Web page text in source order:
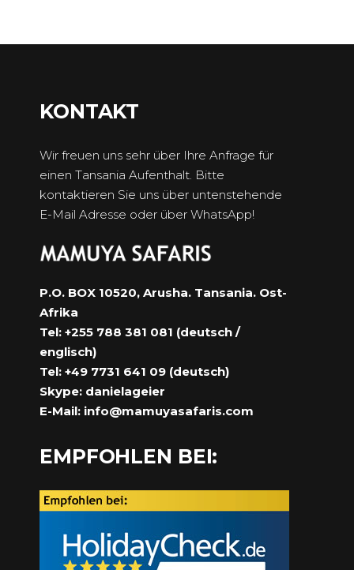
KONTAKT
Wir freuen uns sehr über Ihre Anfrage für
einen Tansania Aufenthalt. Bitte
kontaktieren Sie uns über untenstehende
E-Mail Adresse oder über WhatsApp!
P.O. BOX 10520, Arusha. Tansania. Ost-
Afrika
Tel: +255 788 381 081 (deutsch /
englisch)
Tel: +49 7731 641 09 (deutsch)
Skype: danielageier
E-Mail: info@mamuyasafaris.com
EMPFOHLEN BEI: